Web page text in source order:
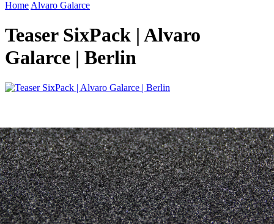
Home Alvaro Galarce
Teaser SixPack | Alvaro
Galarce | Berlin